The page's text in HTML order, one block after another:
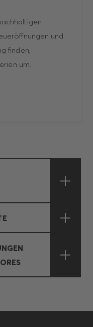
und
finden,
um.